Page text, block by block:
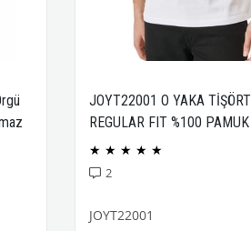
JOYT22001 O YAKA TİŞÖRT
REGULAR FIT %100 PAMUK
COMPACK PENYE
★ ★ ★ ★ ★
2
JOYT22001